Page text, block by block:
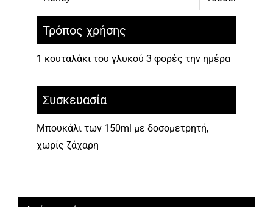
Τρόπος χρήσης
1 κουταλάκι του γλυκού 3 φορές την ημέρα
Συσκευασία
Μπουκάλι των 150ml με δοσομετρητή,
χωρίς ζάχαρη